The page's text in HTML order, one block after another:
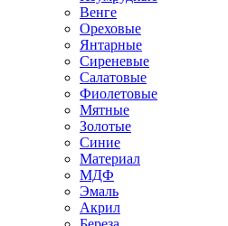
Венге
Ореховые
Янтарные
Сиреневые
Салатовые
Фиолетовые
Мятные
Золотые
Синие
Материал
МДФ
Эмаль
Акрил